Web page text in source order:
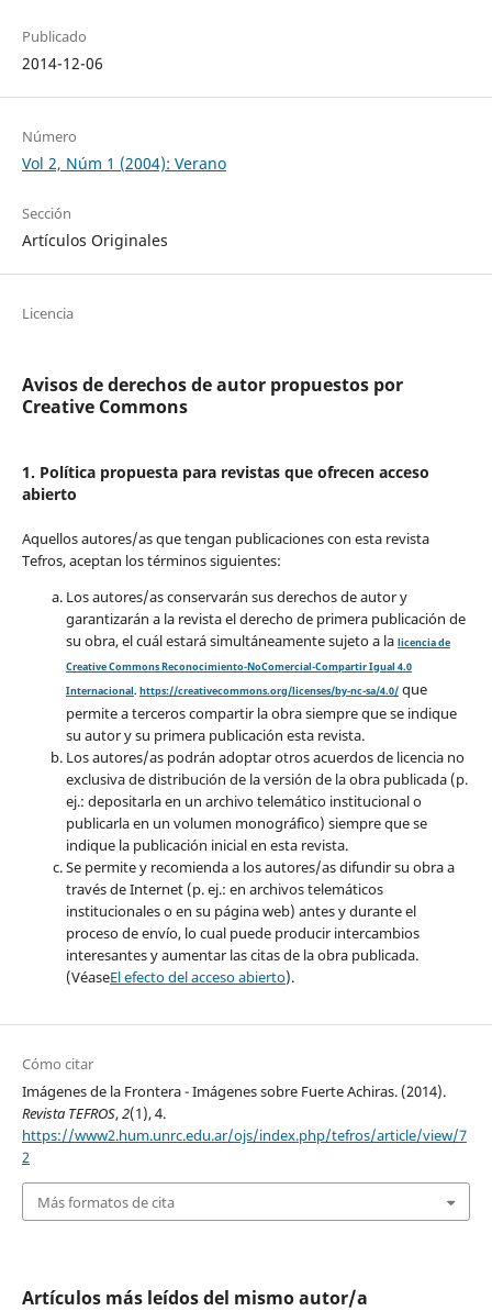
Publicado
2014-12-06
Número
Vol 2, Núm 1 (2004): Verano
Sección
Artículos Originales
Licencia
Avisos de derechos de autor propuestos por
Creative Commons
1. Política propuesta para revistas que ofrecen acceso
abierto
Aquellos autores/as que tengan publicaciones con esta revista
Tefros, aceptan los términos siguientes:
Los autores/as conservarán sus derechos de autor y
garantizarán a la revista el derecho de primera publicación de
su obra, el cuál estará simultáneamente sujeto a la licencia de
Creative Commons Reconocimiento-NoComercial-Compartir Igual 4.0
Internacional. https://creativecommons.org/licenses/by-nc-sa/4.0/que
permite a terceros compartir la obra siempre que se indique
su autor y su primera publicación esta revista.
Los autores/as podrán adoptar otros acuerdos de licencia no
exclusiva de distribución de la versión de la obra publicada (p.
ej.: depositarla en un archivo telemático institucional o
publicarla en un volumen monográfico) siempre que se
indique la publicación inicial en esta revista.
Se permite y recomienda a los autores/as difundir su obra a
través de Internet (p. ej.: en archivos telemáticos
institucionales o en su página web) antes y durante el
proceso de envío, lo cual puede producir intercambios
interesantes y aumentar las citas de la obra publicada.
(VéaseEl efecto del acceso abierto).
Cómo citar
Imágenes de la Frontera - Imágenes sobre Fuerte Achiras. (2014).
Revista TEFROS,2(1), 4.
https://www2.hum.unrc.edu.ar/ojs/index.php/tefros/article/view/7
2
Más formatos de cita
Artículos más leídos del mismo autor/a